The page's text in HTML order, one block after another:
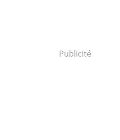
Publicité